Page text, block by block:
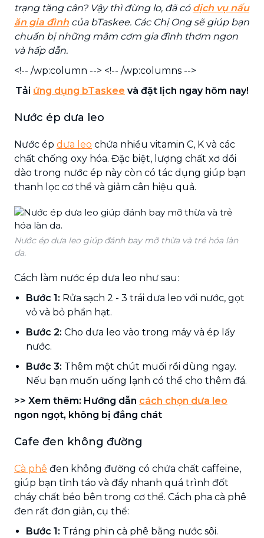
trạng tăng cân? Vậy thì đừng lo, đã có dịch vụ nấu
ăn gia đình của bTaskee. Các Chị Ong sẽ giúp bạn
chuẩn bị những mâm cơm gia đình thơm ngon
và hấp dẫn.
<!-- /wp:column --> <!-- /wp:columns -->
Tải ứng dụng bTaskee và đặt lịch ngay hôm nay!
Nước ép dưa leo
Nước ép dưa leo chứa nhiều vitamin C, K và các
chất chống oxy hóa. Đặc biệt, lượng chất xơ dồi
dào trong nước ép này còn có tác dụng giúp bạn
thanh lọc cơ thể và giảm cân hiệu quả.
Nước ép dưa leo giúp đánh bay mỡ thừa và trẻ hóa làn
da.
Cách làm nước ép dưa leo như sau:
Bước 1: Rửa sạch 2 - 3 trái dưa leo với nước, gọt
vỏ và bỏ phần hạt.
Bước 2: Cho dưa leo vào trong máy và ép lấy
nước.
Bước 3: Thêm một chút muối rồi dùng ngay.
Nếu bạn muốn uống lạnh có thể cho thêm đá.
>> Xem thêm: Hướng dẫn cách chọn dưa leo
ngon ngọt, không bị đắng chát
Cafe đen không đường
Cà phê đen không đường có chứa chất caffeine,
giúp bạn tỉnh táo và đẩy nhanh quá trình đốt
cháy chất béo bên trong cơ thể. Cách pha cà phê
đen rất đơn giản, cụ thể:
Bước 1: Tráng phin cà phê bằng nước sôi.